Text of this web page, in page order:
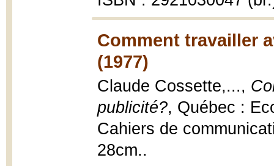
Comment travailler
(1977)
Claude Cossette,...,
publicité?, Québec :
Cahiers de
28cm..